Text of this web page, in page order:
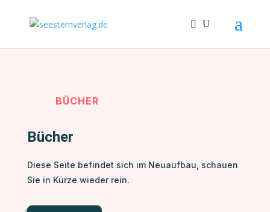
BÜCHER
Bücher
Diese Seite befindet sich im Neuaufbau, schauen
Sie in Kürze wieder rein.